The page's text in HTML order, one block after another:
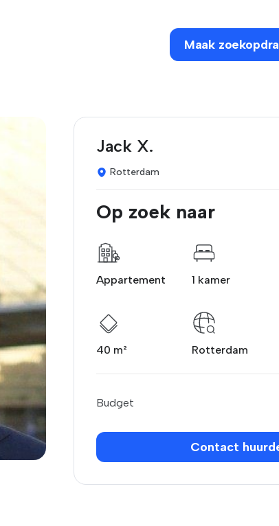
Maak
Jack X.
Rotterdam
Op zoek naar
Appartement 1 kamer
40 m² Rotterdam
Budget
Contact